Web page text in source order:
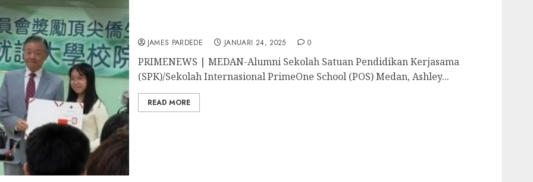
JAMES PARDEDE JANUARI 24, 2025 0
PRIMENEWS | MEDAN-Alumni Sekolah Satuan Pendidikan Kerjasama
(SPK)/Sekolah Internasional PrimeOne School (POS) Medan, Ashley...
READ MORE